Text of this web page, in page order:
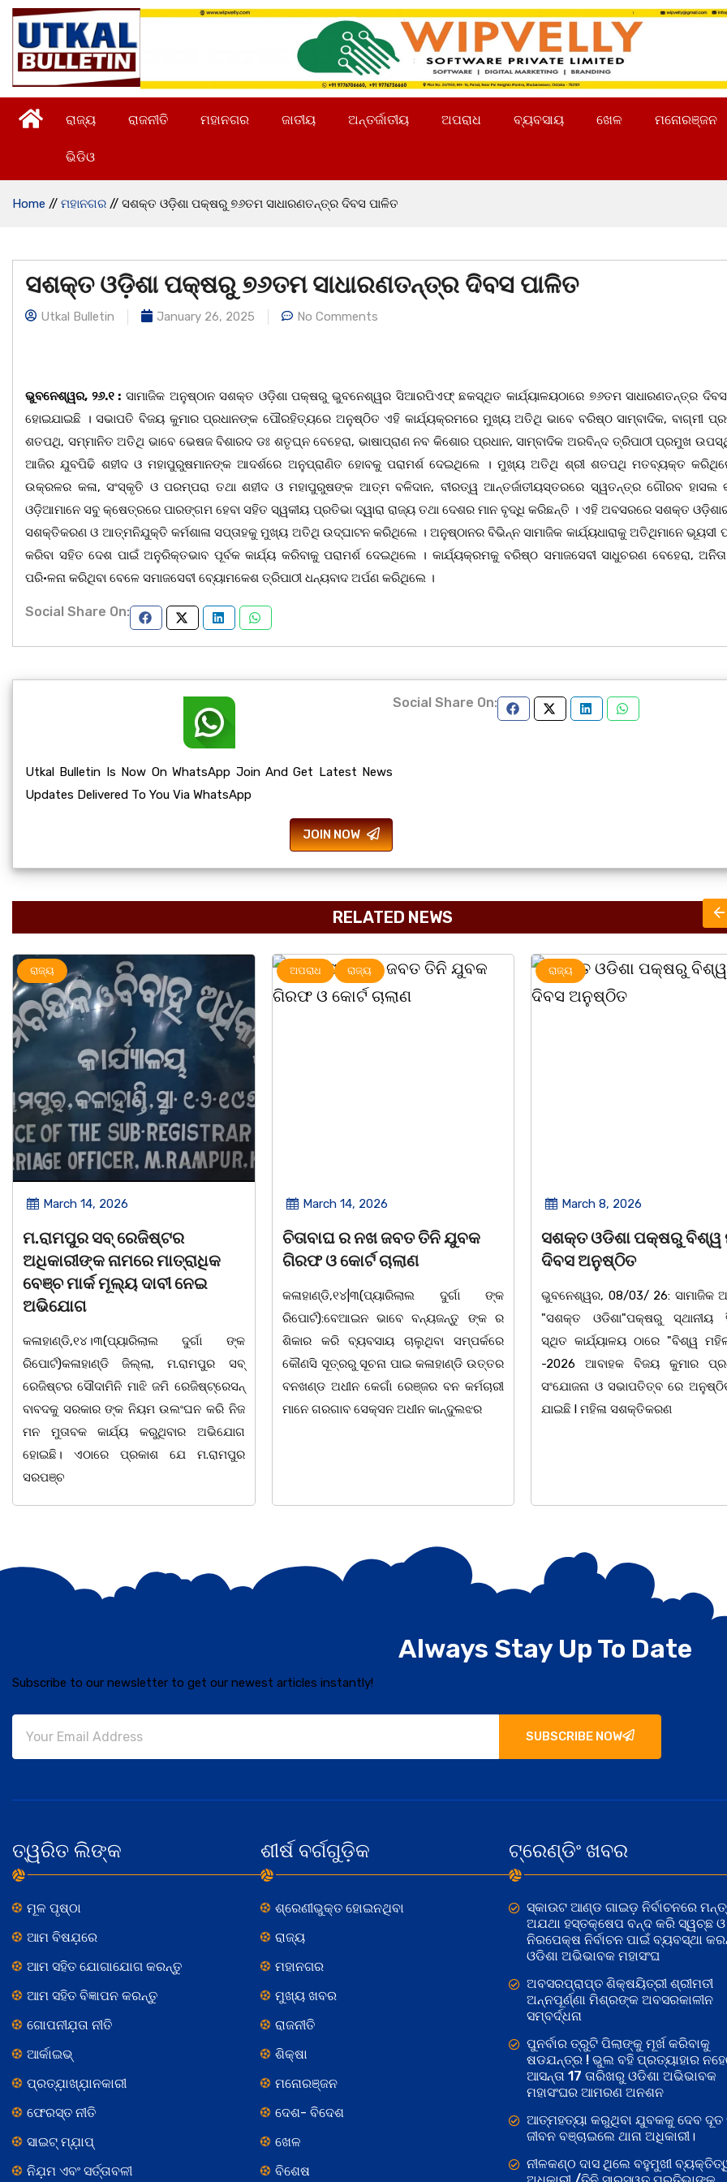
ରାଜ୍ୟ ରାଜନୀତି ମହାନଗର ଜାତୀୟ ଅନ୍ତର୍ଜାତୀୟ ଅପରାଧ ବ୍ୟବସାୟ ଖେଳ ମନୋରଞ୍ଜନ
ଭିଡିଓ
Home // ମହାନଗର // ସଶକ୍ତ ଓଡ଼ିଶା ପକ୍ଷରୁ ୭୬ତମ ସାଧାରଣତନ୍ତ୍ର ଦିବସ ପାଳିତ
ସଶକ୍ତ ଓଡ଼ିଶା ପକ୍ଷରୁ ୭୬ତମ ସାଧାରଣତନ୍ତ୍ର ଦିବସ ପାଳିତ
Utkal Bulletin January 26, 2025 No Comments
ଭୁବନେଶ୍ୱର, ୨୬.୧ : ସାମାଜିକ ଅନୁଷ୍ଠାନ ସଶକ୍ତ ଓଡ଼ିଶା ପକ୍ଷରୁ ଭୁବନେଶ୍ୱର ସିଆରପିଏଫ୍ ଛକସ୍ଥିତ କାର୍ଯ୍ୟାଳୟଠାରେ ୭୬ତମ ସାଧାରଣତନ୍ତ୍ର
ହୋଇଯାଇଛି । ସଭାପତି ବିଜୟ କୁମାର ପ୍ରଧାନଙ୍କ ପୌରହିତ୍ୟରେ ଅନୁଷ୍ଠିତ ଏହି କାର୍ଯ୍ୟକ୍ରମରେ ମୁଖ୍ୟ ଅତିଥି ଭାବେ ବରିଷ୍ଠ ସାମ୍ବାଦିକ, ବାଗ୍ମୀ
ଶତପଥି, ସମ୍ମାନିତ ଅତିଥି ଭାବେ ଭେଷଜ ବିଶାରଦ ଡଃ ଶତୃଘ୍ନ ବେହେରା, ଭାଷାପ୍ରାଣ ନବ କିଶୋର ପ୍ରଧାନ, ସାମ୍ବାଦିକ ଅରବିନ୍ଦ ତ୍ରିପାଠୀ ପ୍ରମୁଖ
ଆଜିର ଯୁବପିଢି ଶହୀଦ ଓ ମହାପୁରୁଷମାନଙ୍କ ଆଦର୍ଶରେ ଅନୁପ୍ରାଣିତ ହୋବକୁ ପରାମର୍ଶ ଦେଇଥିଲେ । ମୁଖ୍ୟ ଅତିଥି ଶ୍ରୀ ଶତପଥି ମତବ୍ୟକ୍ତ
ଉକ୍ରଳର କଳା, ସଂସ୍କୃତି ଓ ପରମ୍ପରା ତଥା ଶହୀଦ ଓ ମହାପୁରୁଷଙ୍କ ଆତ୍ମ ବଳିଦାନ, ବୀରତ୍ୱ ଆନ୍ତର୍ଜାତୀୟସ୍ତରରେ ସ୍ୱତନ୍ତ୍ର ଗୌରବ ହାସଲ
ଓଡ଼ିଆମାନେ ସବୁ କ୍ଷେତ୍ରରେ ପାରଙ୍ଗମ ହେବା ସହିତ ସ୍ୱକୀୟ ପ୍ରତିଭା ଦ୍ୱାରା ରାଜ୍ୟ ତଥା ଦେଶର ମାନ ବୃଦ୍ଧି କରିଛନ୍ତି । ଏହି ଅବସରରେ ସଶକ୍ତ
ସଶକ୍ତିକରଣ ଓ ଆତ୍ମନିଯୁକ୍ତି କର୍ମଶାଳା ସପ୍ତାହକୁ ମୁଖ୍ୟ ଅତିଥି ଉଦ୍ଘାଟନ କରିଥିଲେ । ଅନୁଷ୍ଠାନର ବିଭିନ୍ନ ସାମାଜିକ କାର୍ଯ୍ୟଧାରାକୁ ଅତିଥିମାନେ ଭୂୟସୀ
କରିବା ସହିତ ଦେଶ ପାଇଁ ଅନୁରିକ୍ତଭାବ ପୂର୍ବକ କାର୍ଯ୍ୟ କରିବାକୁ ପରାମର୍ଶ ଦେଇଥିଲେ । କାର୍ଯ୍ୟକ୍ରମକୁ ବରିଷ୍ଠ ସମାଜସେବୀ ସାଧୁଚରଣ ବେହେରା,
ପରି•ଳନା କରିଥିବା ବେଳେ ସମାଜସେବୀ ବ୍ୟୋମକେଶ ତ୍ରିପାଠୀ ଧନ୍ୟବାଦ ଅର୍ପଣ କରିଥିଲେ ।
Social Share On:
Utkal Bulletin Is Now On WhatsApp Join And Get Latest News
Updates Delivered To You Via WhatsApp
JOIN NOW
Social Share On:
RELATED NEWS
ଅପରାଧ ରାଜ୍ୟ
March 14, 2026
ଚିତାବାଘ ର ନଖ ଜବତ ତିନି ଯୁବକ
ଗିରଫ ଓ କୋର୍ଟ ଚାଲାଣ
କଳାହାଣ୍ଡି,୧୪|୩(ପ୍ୟାରିଲାଲ ଦୁର୍ଗା ଙ୍କ
ଶିକାର କରି ବ୍ୟବସାୟ ଚାଲୁଥିବା ସମ୍ପର୍କରେ
କୌଣସି ସୂତ୍ରରୁ ସୂଚନା ପାଇ କଳାହାଣ୍ଡି ଉତ୍ତର
ବନଖଣ୍ଡ ଅଧୀନ କେଗାଁ ରେଞ୍ଜର ବନ କର୍ମଚାରୀ
ମାନେ ଗରଗାବ ସେକ୍ସନ ଅଧୀନ କାନ୍ଦୁଲଝର
ରାଜ୍ୟ
March 8, 2026
ସଶକ୍ତ ଓଡିଶା ପକ୍ଷରୁ ବିଶ୍ୱ ମହିଳା
ଦିବସ ଅନୁଷ୍ଠିତ
ଭୁବନେଶ୍ୱର, 08/03/ 26: ସାମାଜିକ ଅନୁଷ୍ଠାନ
"ସଶକ୍ତ ଓଡିଶା"ପକ୍ଷରୁ ସ୍ଥାନୀୟ ସିଆରପି
ସ୍ଥିତ କାର୍ଯ୍ୟାଳୟ ଠାରେ "ବିଶ୍ୱ ମହିଳା ଦିବସ
-2026 ଆବାହକ ବିଜୟ କୁମାର ପ୍ରଧାନଙ୍କ
ସଂଯୋଜନା ଓ ସଭାପତିତ୍ବ ରେ ଅନୁଷ୍ଠିତ ହୋଇ
ଯାଇଛି l ମହିଳା ସଶକ୍ତିକରଣ
ରାଜ୍ୟ
March 8, 2026
ଆନ୍ତର୍ଜାତୀୟ ମହିଳା ଦିବସ
ଉପଲକ୍ଷେ ନାଟକ ‘ଖାଣ୍ଟି ସୁନା’
ଚିଲିକା: ଆନ୍ତର୍ଜାତୀୟ ମହିଳା
ଅବସରରେ ବାଲୁଗାଁସ୍ଥିତ ମା'
ନିକେତନ ର ଓଡ଼ିଆ ଅସ୍ମିତା ଉପରେ
ନାଟକ "ଖାଣ୍ଟି ସୁନା" ଗୈ।ରୀ
ପ୍ରତିଷ୍ଠାନ, ଖୋର୍ଦ୍ଧା ଆନୁକୁଲ୍ୟରେ
ହୋଇଯାଇଛି। ଡ଼ଃ ପ୍ରଦୀପ ଭୈମିକ ଙ୍କ
Always Stay Up To Date
Subscribe to our newsletter to get our newest articles instantly!
SUBSCRIBE NOW
ତ୍ୱରିତ ଲିଙ୍କ
ମୂଳ ପୃଷ୍ଠା
ଆମ ବିଷଯ଼ରେ
ଆମ ସହିତ ଯୋଗାଯୋଗ କରନ୍ତୁ
ଆମ ସହିତ ବିଜ୍ଞାପନ କରନ୍ତୁ
ଗୋପନୀଯ଼ତା ନୀତି
ଆର୍କାଇଭ୍
ପ୍ରତ୍ଯ଼ାଖ୍ଯ଼ାନକାରୀ
ଫେରସ୍ତ ନୀତି
ସାଇଟ୍ ମ୍ଯ଼ାପ୍
ନିଯ଼ମ ଏବଂ ସର୍ତ୍ତାବଳୀ
ଶୀର୍ଷ ବର୍ଗଗୁଡ଼ିକ
ଶ୍ରେଣୀଭୁକ୍ତ ହୋଇନଥିବା
ରାଜ୍ୟ
ମହାନଗର
ମୁଖ୍ୟ ଖବର
ରାଜନୀତି
ଶିକ୍ଷା
ମନୋରଞ୍ଜନ
ଦେଶ- ବିଦେଶ
ଖେଳ
ବିଶେଷ
ଟ୍ରେଣ୍ଡିଂ ଖବର
ସ୍କାଉଟ ଆଣ୍ଡ ଗାଇଡ଼ ନିର୍ବାଚନରେ
ଅଯଥା ହସ୍ତକ୍ଷେପ ବନ୍ଦ କରି ସ୍ୱଚ୍ଛ ଓ
ନିରପେକ୍ଷ ନିର୍ବାଚନ ପାଇଁ ବ୍ୟବସ୍ଥା
ଓଡିଶା ଅଭିଭାବକ ମହାସଂଘ
ଅବସରପ୍ରାପ୍ତ ଶିକ୍ଷୟିତ୍ରୀ ଶ୍ରୀମତୀ
ଅନ୍ନପୂର୍ଣ୍ଣା ମିଶ୍ରଙ୍କ ଅବସରକାଳୀନ
ସମ୍ବର୍ଦ୍ଧନା
ପୁନର୍ବାର ତ୍ରୁଟି ପିଲାଙ୍କୁ ମୂର୍ଖ କରିବାକୁ
ଷଡଯନ୍ତ୍ର ! ଭୁଲ ବହି ପ୍ରତ୍ୟାହାର
ଆସନ୍ତା 17 ତାରିଖରୁ ଓଡିଶା ଅଭିଭାବକ
ମହାସଂଘର ଆମରଣ ଅନଶନ
ଆତ୍ମହତ୍ୟା କରୁଥିବା ଯୁବକକୁ ଦେବ ଦୂତ
ଜୀବନ ବଞ୍ଚାଇଲେ ଥାନା ଅଧିକାରୀ।
ନୀଳକଣ୍ଠ ଦାସ ଥିଲେ ବହୁମୁଖୀ